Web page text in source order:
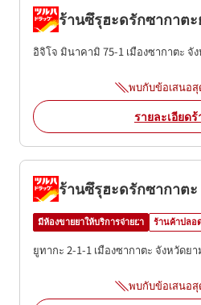
ร้านซึรุฮะดรักซากาต
อิจิโจ มินาคามิ 75-1 เมืองซากาตะ จั
พบกับข้อเสนอสุ
รายละเอียด
ร้านซึรุฮะดรักซากาตะ
มีห้องขายยาให้บริการจ่ายยา ร้านค้าปลอ
ยูทากะ 2-1-1 เมืองซากาตะ จังหวัดยา
พบกับข้อเสนอสุ